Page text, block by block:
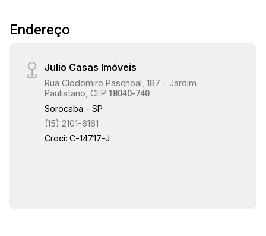
15:30
16:00
16:30
Endereço
Julio Casas Imóveis
Rua Clodomiro Paschoal, 187 - Jardim
Paulistano, CEP:18040-740
Sorocaba - SP
(15) 2101-6161
Creci: C-14717-J